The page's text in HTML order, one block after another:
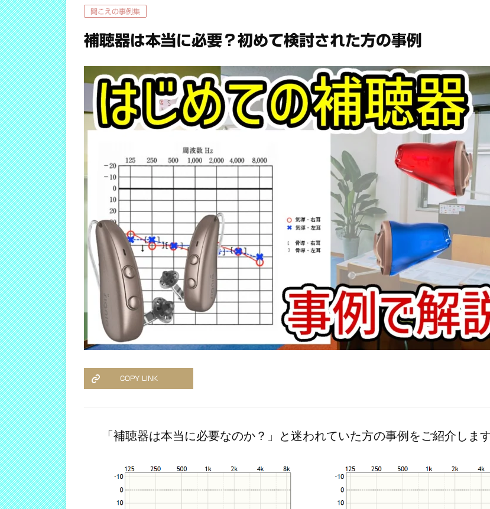
聞こえの事例集
補聴器は本当に必要？初めて検討された方の事例
COPY LINK
「補聴器は本当に必要なのか？」と迷われていた方の事例をご紹介します